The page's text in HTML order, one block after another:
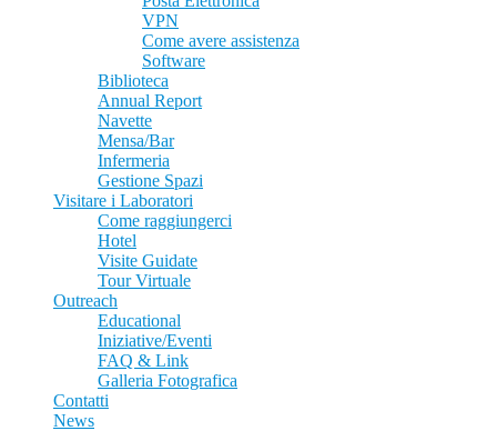
VPN
Come avere assistenza
Software
Biblioteca
Annual Report
Navette
Mensa/Bar
Infermeria
Gestione Spazi
Visitare i Laboratori
Come raggiungerci
Hotel
Visite Guidate
Tour Virtuale
Outreach
Educational
Iniziative/Eventi
FAQ & Link
Galleria Fotografica
Contatti
News